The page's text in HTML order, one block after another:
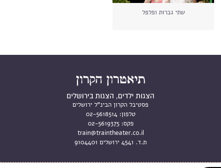
שתי גברות ופלפל
הצגות ילדים, הצגות בירושלים
פסטיבל הקרון הבינ"ל ירושלים
טלפון: 02-5618514
פקס: 02-5619375
train@traintheater.co.il
ת.ד. 4541 ירושלים 9104401